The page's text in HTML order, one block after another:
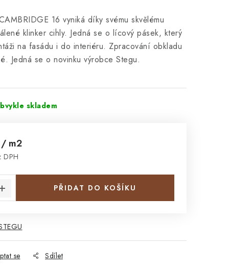
16 vyniká díky svému skvělému
klinker cihly. Jedná se o lícový pásek, který
na fasádu i do interiéru. Zpracování obkladu
Jedná se o novinku výrobce Stegu.
skladem
/ m2
DPH
PŘIDAT DO KOŠÍKU
se Sdílet